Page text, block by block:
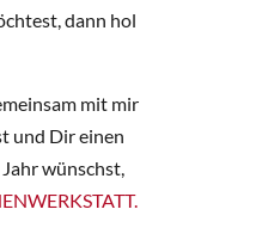
dann hol
mit mir
und Dir einen
wünschst,